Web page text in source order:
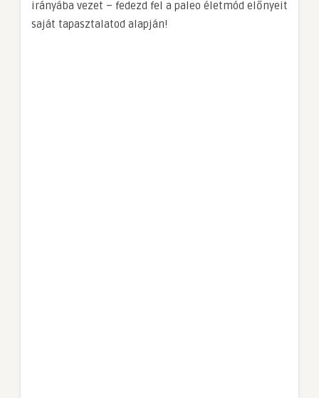
irányába vezet – fedezd fel a paleo életmód előnyeit
saját tapasztalatod alapján!